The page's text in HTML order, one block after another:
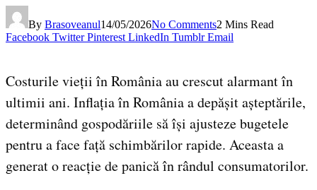
By Brasoveanul14/05/2026No Comments2 Mins Read
Facebook Twitter Pinterest LinkedIn Tumblr Email
Costurile vieții în România au crescut alarmant în
ultimii ani. Inflația în România a depășit așteptările,
determinând gospodăriile să își ajusteze bugetele
pentru a face față schimbărilor rapide. Aceasta a
generat o reacție de panică în rândul consumatorilor.